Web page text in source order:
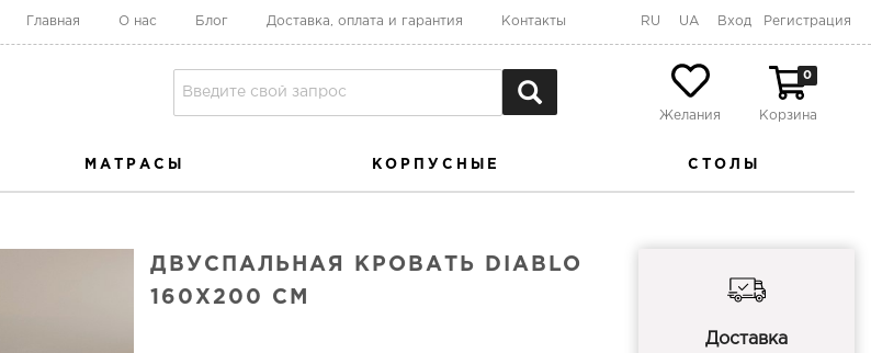
Главная О нас Блог Доставка, оплата и гарантия Контакты RU UA Вход Регистрация
Желания
0
Корзина
МАТРАСЫ КОРПУСНЫЕ СТОЛЫ
ДВУСПАЛЬНАЯ КРОВАТЬ DIABLO
160Х200 СМ
Доставка